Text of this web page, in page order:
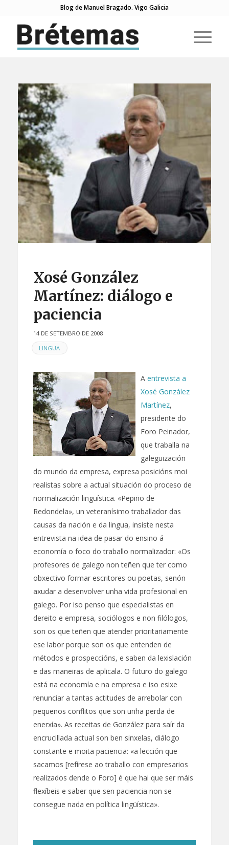
Blog de Manuel Bragado. Vigo Galicia
Xosé González
Martínez: diálogo e
paciencia
14 DE SETEMBRO DE 2008
EN
LINGUA
A entrevista a
Xosé González
Martínez,
presidente do
Foro Peinador,
que traballa na
galeguización
do mundo da empresa, expresa posicións moi
realistas sobre a actual situación do proceso de
normalización lingüística. «Pepiño de
Redondela», un veteranísimo traballador das
causas da nación e da lingua, insiste nesta
entrevista na idea de pasar do ensino á
economía o foco do traballo normalizador: «Os
profesores de galego non teñen que ter como
obxectivo formar escritores ou poetas, senón
axudar a desenvolver unha vida profesional en
galego. Por iso penso que especialistas en
dereito e empresa, sociólogos e non filólogos,
son os que teñen que atender prioritariamente
ese labor porque son os que entenden de
métodos e prospeccións, e saben da lexislación
e das maneiras de aplicala. O futuro do galego
está na economía e na empresa e iso esixe
renunciar a tantas actitudes de arrebolar con
pequenos conflitos que son unha perda de
enerxía». As receitas de González para saír da
encrucillada actual son ben sinxelas, diálogo
constante e moita paciencia: «a lección que
sacamos [refírese ao traballo con empresarios
realizados dende o Foro] é que hai que ser máis
flexíbeis e saber que sen paciencia non se
consegue nada en política lingüística».